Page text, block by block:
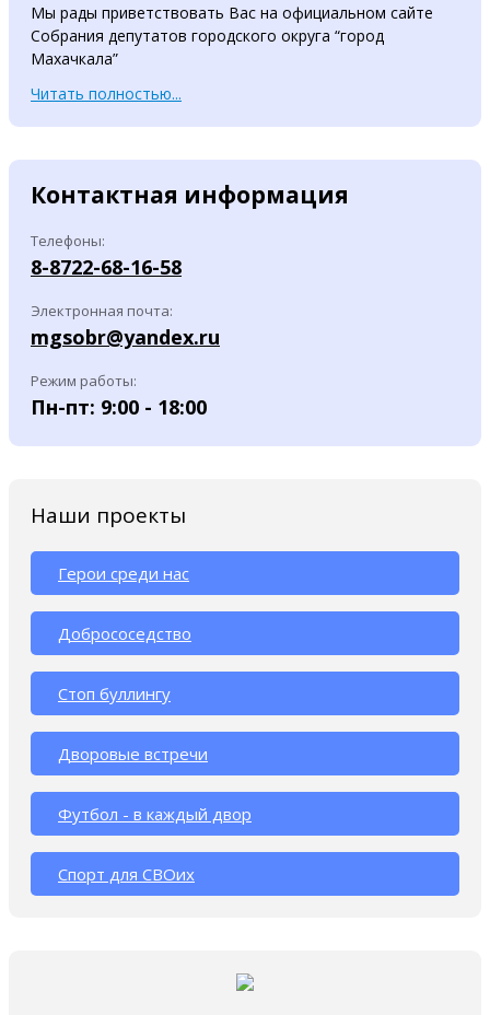
Мы рады приветствовать Вас на официальном сайте
Собрания депутатов городского округа “город
Махачкала”
Читать полностью...
Контактная информация
Телефоны:
8-8722-68-16-58
Электронная почта:
mgsobr@yandex.ru
Режим работы:
Пн-пт: 9:00 - 18:00
Наши проекты
Герои среди нас
Добрососедство
Стоп буллингу
Дворовые встречи
Футбол - в каждый двор
Спорт для СВОих